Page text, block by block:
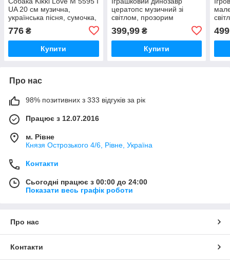
UA 20 см музична,
українська пісня, сумочка,
776 ₴
Купити
цератопс музичний зі
світлом, прозорим
корпусом та кольоровими
деталями
399,99₴
Купити
Про нас
98% позитивних з 333 відгуків за рік
Працює з 12.07.2016
м. Рівне
Князя Острозького 4/6, Рівне, Україна
Контакти
Сьогодні працює з 00:00 до 24:00
Показати весь графік роботи
Про нас
Контакти